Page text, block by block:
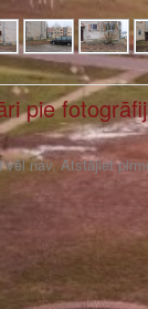
pie
vēl nav. Atstājiet